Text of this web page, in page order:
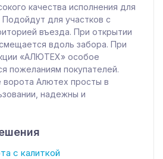
качества исполнения для
Подойдут для участков с
въезда. При открытии
вдоль забора. При
«АЛЮТЕХ» особое
пожеланиям покупателей.
Алютех просты в
надежны и
с калиткой